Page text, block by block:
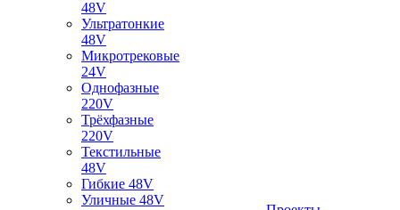
48V
Ультратонкие
48V
Микротрековые
24V
Однофазные
220V
Трёхфазные
220V
Текстильные
48V
Гибкие 48V
Уличные 48V